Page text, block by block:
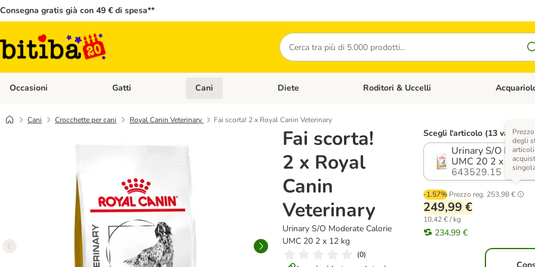
Consegna gratis già con 49 € di spesa**
Cerca
Occasioni Apri Menù Categoria: Occasioni
Gatti Apri Menù Categoria: Gatti
Cani Apri Menù Categoria: Cani
Diete Apri Menù Categoria: Diete
Roditori & Uccelli Apri Menù
Cani Crocchette per cani Royal Canin Veterinary Fai scorta! 2 x Royal Canin Veterinary
Fai scorta!
2 x Royal
Canin
Veterinary
Urinary S/O Moderate Calorie
UMC 20 2 x 12 kg
(0)
Scegli l'articolo (13 varianti)
Urinary S/O
UMC 20 2 x 12 kg
643529.15
-1.57% Prezzo reg. 253,98 €
degli
249,99 €
10,42 € / kg
234,99 €